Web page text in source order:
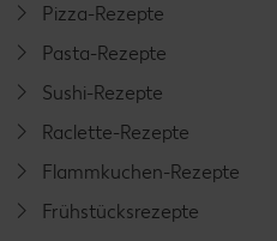
Pizza-Rezepte
Pasta-Rezepte
Sushi-Rezepte
Raclette-Rezepte
Flammkuchen-Rezepte
Frühstücksrezepte